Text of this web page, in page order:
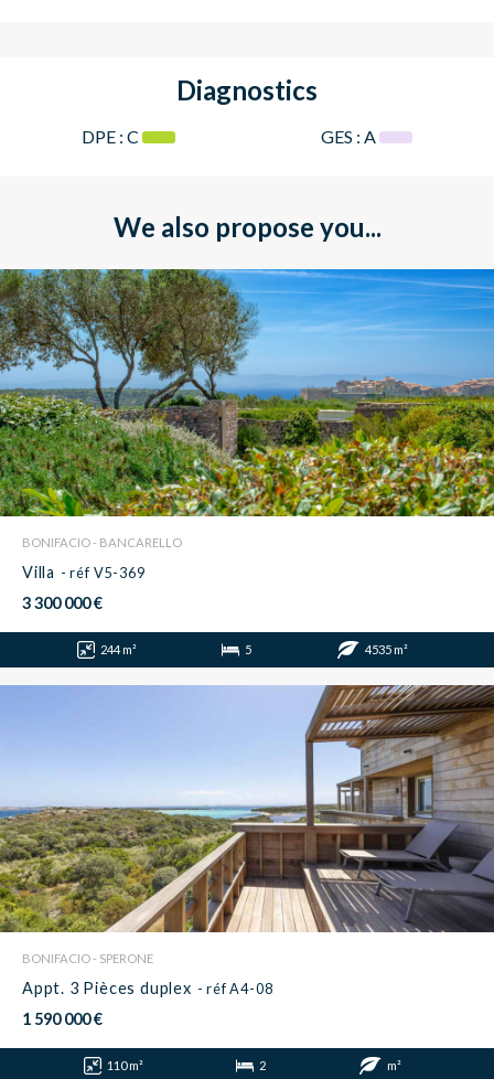
Diagnostics
DPE : C GES : A
We also propose you...
BONIFACIO - BANCARELLO
Villa - réf V5-369
3 300 000 €
244 m² 5 4535 m²
BONIFACIO - SPERONE
Appt. 3 Pièces duplex - réf A4-08
1 590 000 €
110 m² 2 m²